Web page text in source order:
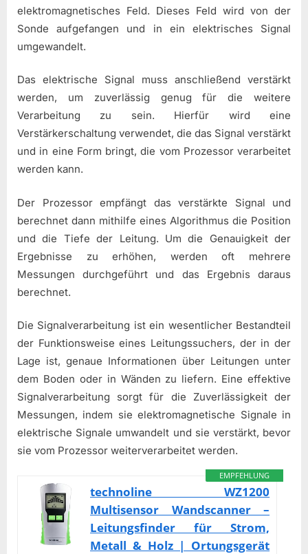
elektromagnetisches Feld. Dieses Feld wird von der
Sonde aufgefangen und in ein elektrisches Signal
umgewandelt.
Das elektrische Signal muss anschließend verstärkt
werden, um zuverlässig genug für die weitere
Verarbeitung zu sein. Hierfür wird eine
Verstärkerschaltung verwendet, die das Signal verstärkt
und in eine Form bringt, die vom Prozessor verarbeitet
werden kann.
Der Prozessor empfängt das verstärkte Signal und
berechnet dann mithilfe eines Algorithmus die Position
und die Tiefe der Leitung. Um die Genauigkeit der
Ergebnisse zu erhöhen, werden oft mehrere
Messungen durchgeführt und das Ergebnis daraus
berechnet.
Die Signalverarbeitung ist ein wesentlicher Bestandteil
der Funktionsweise eines Leitungssuchers, der in der
Lage ist, genaue Informationen über Leitungen unter
dem Boden oder in Wänden zu liefern. Eine effektive
Signalverarbeitung sorgt für die Zuverlässigkeit der
Messungen, indem sie elektromagnetische Signale in
elektrische Signale umwandelt und sie verstärkt, bevor
sie vom Prozessor weiterverarbeitet werden.
EMPFEHLUNG
technoline WZ1200
Multisensor Wandscanner –
Leitungsfinder für Strom,
Metall & Holz | Ortungsgerät